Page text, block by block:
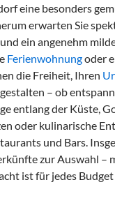
eine besonders
erwarten Sie
ein angenehm
Ferienwohnungoder
die Freiheit, Ihren
– ob
entlang der Küste,
oder kulinarische
und Bars.
zur Auswahl –
ist für jedes